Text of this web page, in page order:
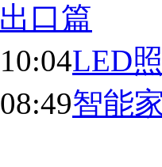
口篇
LED
智能